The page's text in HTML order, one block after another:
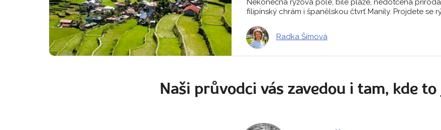
Nekonečná rýžová pole, bílé pláže, nedotčená
filipínský chrám i španělskou čtvrť Manily. Projdete se
Radka Šímová
Naši průvodci vás zavedou i tam, kde